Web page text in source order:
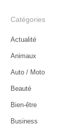
Catégories
Actualité
Animaux
Auto / Moto
Beauté
Bien-être
Business